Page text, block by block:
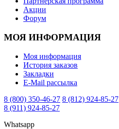
Акции
Форум
МОЯ ИНФОРМАЦИЯ
Моя информация
История заказов
Закладки
E-Mail рассылка
8 (800) 350-46-27 8 (812) 924-85-27
8 (911) 924-85-27
Whatsapp